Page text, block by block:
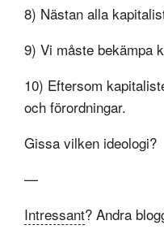
8) Nästan alla
9) Vi måste bekämpa
10) Eftersom
och förordningar.
Gissa vilken ideologi?
—
Intressant? Andra